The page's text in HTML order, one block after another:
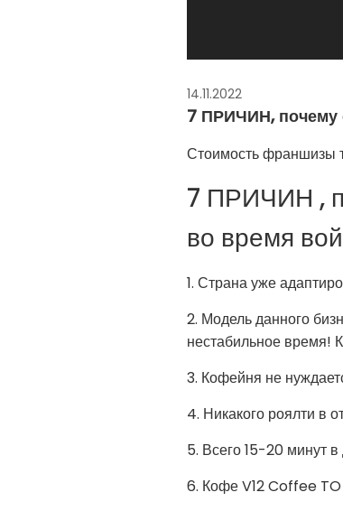
14.11.2022
7 ПРИЧИН, почему
Стоимость франшизы
7 ПРИЧИН ,
во время
1️. Страна уже
2️. Модель данного
нестабильное время!
3️. Кофейня не
4️. Никакого роялти в
5️. Всего 15-20 минут
6️. Кофе V12 Coffee TO